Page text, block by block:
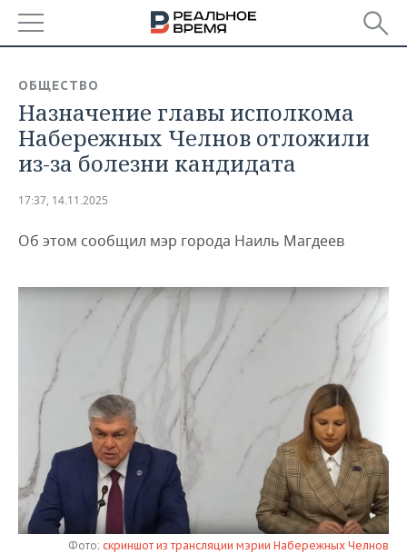
БАШКОРТОСТАН
ТАТАРСТАН
НОВОСТИ
АНАЛИТИКА
ДЕКЛАРАЦИИ О ДОХОДАХ
ВУЗЫ ТАТАРСТАНА
КОМУ ПРИНАДЛЕЖАТ
ТОРГОВЫЕ ЦЕНТРЫ
ТАТАРСТАНА
НОВОСТИ ЭКОНОМИКИ
БЮДЖЕТ
ИНВЕСТИЦИИ
ПРОМЫШЛЕННОСТЬ
ПРОМЫШЛЕННОСТИ
МАШИНОСТРОЕНИЕ
НЕФТЕХИМИЯ
НЕФТЬ
ОПК
ЭНЕРГЕТИКА
НОВОСТИ НЕДВИЖИМОСТИ
НОВОСТИ АВТО
БИЗНЕС
НОВОСТИ БИЗНЕСА
РОЗНИЧНАЯ ТОРГОВЛЯ
ТРАНСПОРТ
УСЛУГИ
ТЕХНОЛОГИИ
НОВОСТИ ТЕХНОЛОГИЙ
IT
МЕДИА
МЕРОПРИЯТИЯ
НОВОСТИ МЕРОПРИЯТИЙ
ВЫЕЗДНАЯ РЕДАКЦИЯ
СПОРТ
НОВОСТИ СПОРТА
ОБЩЕСТВО
ОБЩЕСТВО
Назначение главы исполкома
Набережных Челнов отложили
из-за болезни кандидата
17:37, 14.11.2025
Об этом сообщил мэр города Наиль Магдеев
Фото: скриншот из трансляции мэрии Набережных Челнов